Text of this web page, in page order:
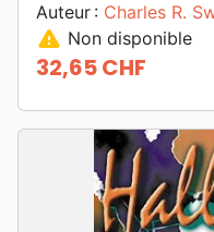
Auteur : Charles R.
warning Non disponible
Prix
32,65 CHF